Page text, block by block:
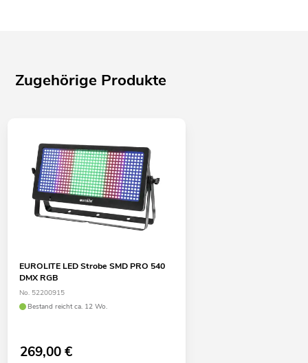
Zugehörige Produkte
EUROLITE LED Strobe SMD PRO 540
DMX RGB
No. 52200915
Bestand reicht ca. 12 Wo.
269,00€